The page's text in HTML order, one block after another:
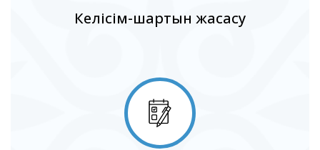
Келісім-шартын жасасу